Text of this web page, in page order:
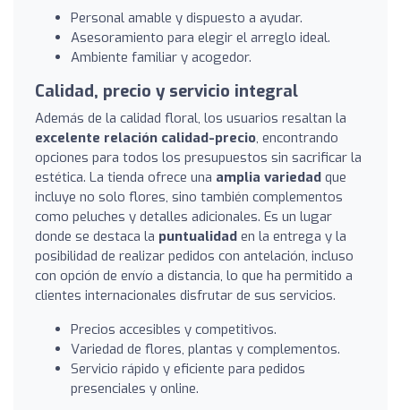
Personal amable y dispuesto a ayudar.
Asesoramiento para elegir el arreglo ideal.
Ambiente familiar y acogedor.
Calidad, precio y servicio integral
Además de la calidad floral, los usuarios resaltan la
excelente relación calidad-precio, encontrando
opciones para todos los presupuestos sin sacrificar la
estética. La tienda ofrece una amplia variedad que
incluye no solo flores, sino también complementos
como peluches y detalles adicionales. Es un lugar
donde se destaca la puntualidad en la entrega y la
posibilidad de realizar pedidos con antelación, incluso
con opción de envío a distancia, lo que ha permitido a
clientes internacionales disfrutar de sus servicios.
Precios accesibles y competitivos.
Variedad de flores, plantas y complementos.
Servicio rápido y eficiente para pedidos
presenciales y online.